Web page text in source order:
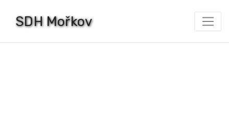
content
SDH Mořkov